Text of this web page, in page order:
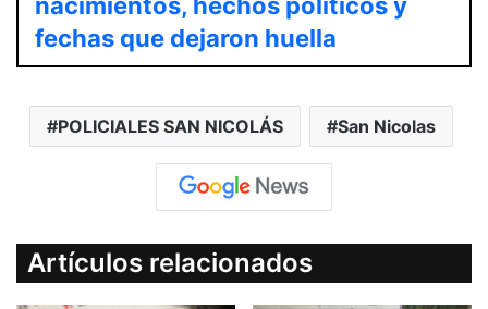
nacimientos, hechos políticos y
fechas que dejaron huella
POLICIALES SAN NICOLÁS San Nicolas
Artículos relacionados